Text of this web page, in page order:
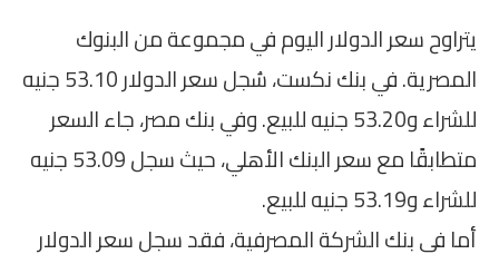
يتراوح سعر الدولار اليوم في مجموعة من البنوك
المصرية. في بنك نكست، سُجل سعر الدولار 53.10 جنيه
للشراء و53.20 جنيه للبيع. وفي بنك مصر، جاء السعر
متطابقًا مع سعر البنك الأهلي، حيث سجل 53.09 جنيه
للشراء و53.19 جنيه للبيع.
أما في بنك الشركة المصرفية، فقد سجل سعر الدولار